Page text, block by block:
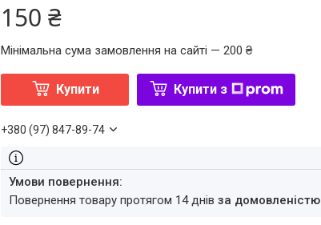
150 ₴
Мінімальна сума замовлення на сайті — 200 ₴
Купити Купити з
+380 (97) 847-89-74
повернення товару протягом 14 днівза домовленістю